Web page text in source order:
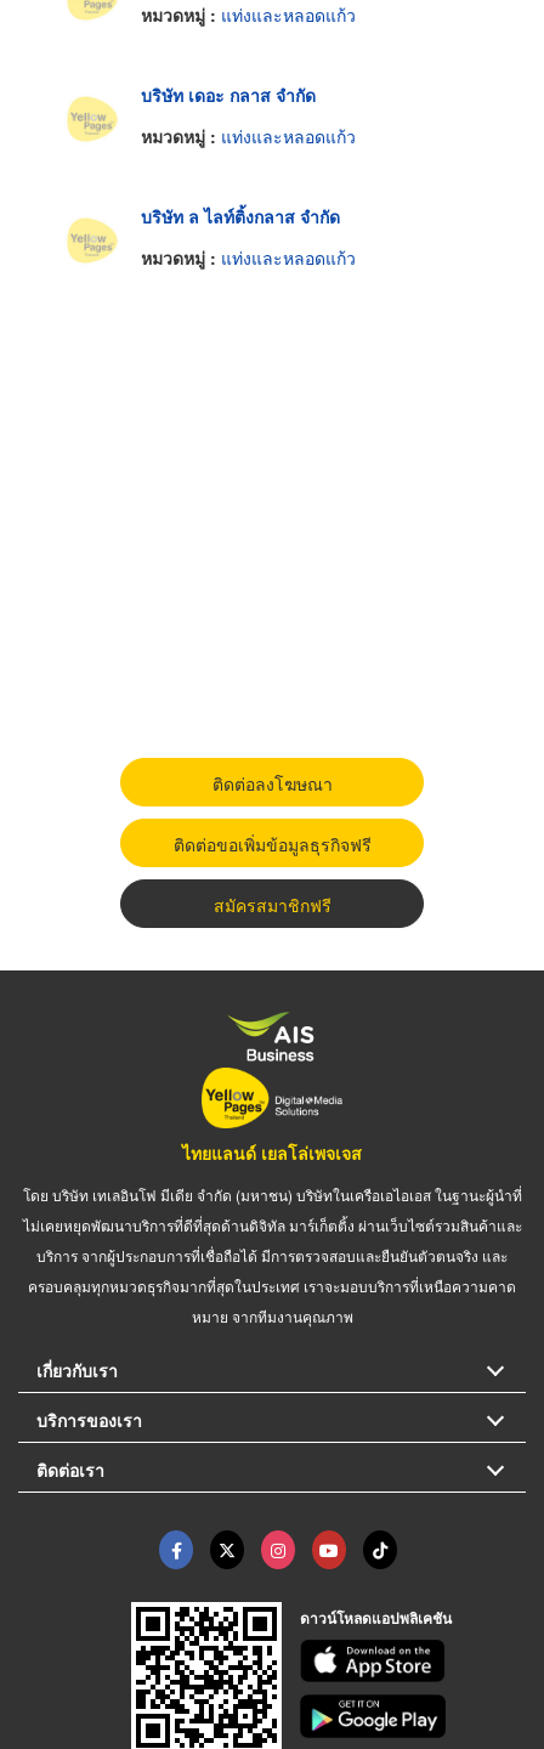
หมวดหมู่ : แท่งและหลอดแก้ว
บริษัท เดอะ กลาส จำกัด
หมวดหมู่ : แท่งและหลอดแก้ว
บริษัท ล ไลท์ติ้งกลาส จำกัด
หมวดหมู่ : แท่งและหลอดแก้ว
ติดต่อลงโฆษณา
ติดต่อขอเพิ่มข้อมูลธุรกิจฟรี
สมัครสมาชิกฟรี
ไทยแลนด์ เยลโล่เพจเจส
โดย บริษัท เทเลอินโฟ มีเดีย จำกัด (มหาชน) บริษัทในเครือเอไอเอส ในฐานะผู้นำที่
ไม่เคยหยุดพัฒนาบริการที่ดีที่สุดด้านดิจิทัล มาร์เก็ตติ้ง ผ่านเว็บไซต์รวมสินค้าและ
บริการ จากผู้ประกอบการที่เชื่อถือได้ มีการตรวจสอบและยืนยันตัวตนจริง และ
ครอบคลุมทุกหมวดธุรกิจมากที่สุดในประเทศ เราจะมอบบริการที่เหนือความคาด
หมาย จากทีมงานคุณภาพ
เกี่ยวกับเรา
บริการของเรา
ติดต่อเรา
ดาวน์โหลดแอปพลิเคชัน